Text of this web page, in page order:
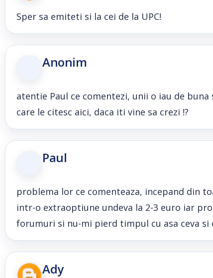
Sper sa emiteti si la cei de la UPC!
Anonim
atentie Paul ce comentezi, unii o iau de
care le citesc aici, daca iti vine sa crezi !?
Paul
problema lor ce comenteaza, incepand din
intr-o extraoptiune undeva la 2-3 euro iar
forumuri si nu-mi pierd timpul cu asa ceva si
Ady